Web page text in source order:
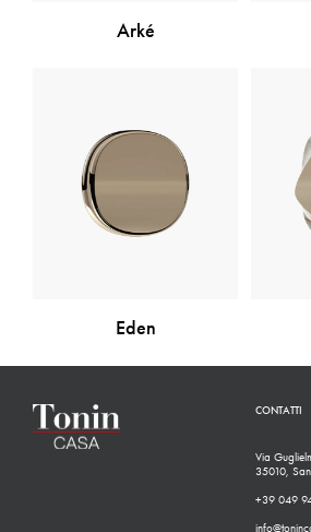
Arké
Eden
CONTATTI
Via
35010,
+39 049